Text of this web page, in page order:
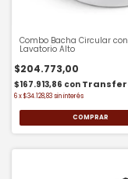
Combo Bacha Circular con
Lavatorio Alto
$204.773,00
$167.913,86 con
6x$34.128,83sin interés
COMPRAR